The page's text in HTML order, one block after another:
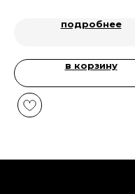
подробнее
в корзину